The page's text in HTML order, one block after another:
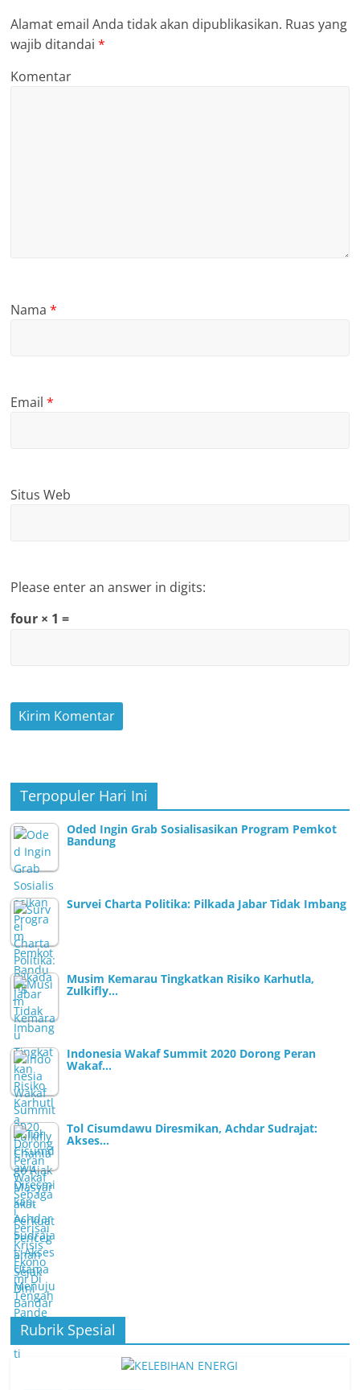
Alamat email Anda tidak akan dipublikasikan. Ruas yang
wajib ditandai*
Komentar
Nama*
Email*
Situs Web
Please enter an answer in digits:
four × 1 =
Terpopuler Hari Ini
Oded Ingin Grab Sosialisasikan Program Pemkot
Bandung
Survei Charta Politika: Pilkada Jabar Tidak Imbang
Musim Kemarau Tingkatkan Risiko Karhutla,
Zulkifly…
Indonesia Wakaf Summit 2020 Dorong Peran
Wakaf…
Tol Cisumdawu Diresmikan, Achdar Sudrajat:
Akses…
Rubrik Spesial